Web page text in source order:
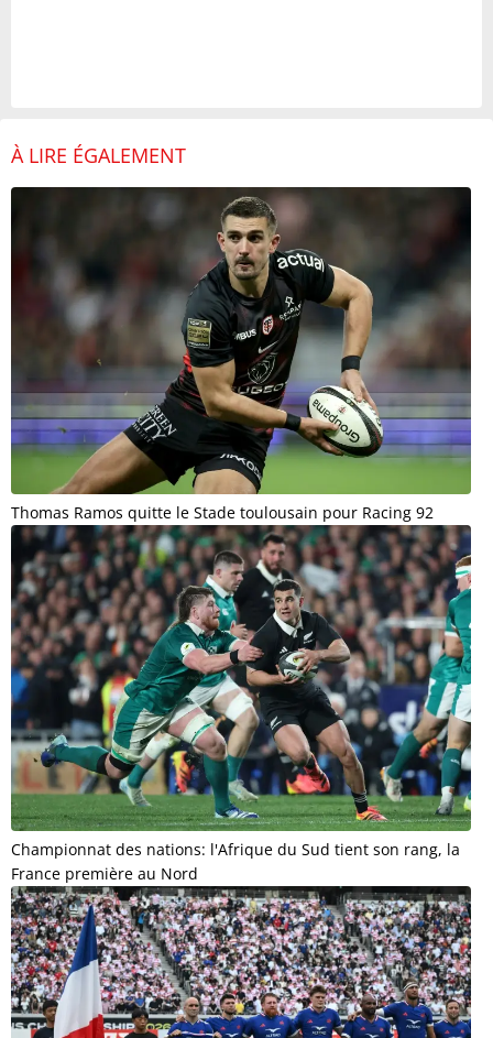
À LIRE ÉGALEMENT
Thomas Ramos quitte le Stade toulousain pour Racing 92
Championnat des nations: l'Afrique du Sud tient son rang, la
France première au Nord